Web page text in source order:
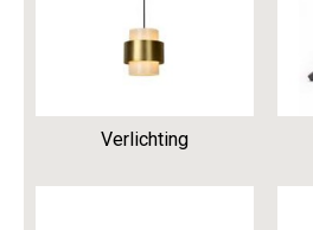
Verlichting